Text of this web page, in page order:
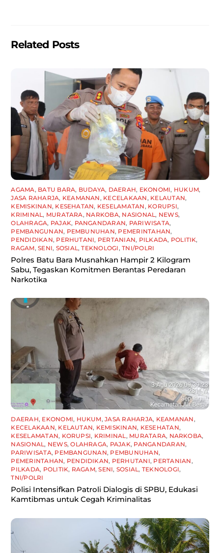
k
Related Posts
AGAMA, BATU BARA, BUDAYA, DAERAH, EKONOMI, HUKUM,
JASA RAHARJA, KEAMANAN, KECELAKAAN, KELAUTAN,
KEMISKINAN, KESEHATAN, KESELAMATAN, KORUPSI,
KRIMINAL, MURATARA, NARKOBA, NASIONAL, NEWS,
OLAHRAGA, PAJAK, PANGANDARAN, PARIWISATA,
PEMBANGUNAN, PEMBUNUHAN, PEMERINTAHAN,
PENDIDIKAN, PERHUTANI, PERTANIAN, PILKADA, POLITIK,
RAGAM,SENI, SOSIAL,TEKNOLOGI,TNI/POLRI
Polres Batu Bara Musnahkan Hampir 2 Kilogram
Sabu, Tegaskan Komitmen Berantas Peredaran
Narkotika
DAERAH, EKONOMI, HUKUM,JASA RAHARJA, KEAMANAN,
KECELAKAAN, KELAUTAN, KEMISKINAN, KESEHATAN,
KESELAMATAN, KORUPSI, KRIMINAL, MURATARA, NARKOBA,
NASIONAL, NEWS,OLAHRAGA, PAJAK, PANGANDARAN,
PARIWISATA, PEMBANGUNAN, PEMBUNUHAN,
PEMERINTAHAN, PENDIDIKAN, PERHUTANI, PERTANIAN,
PILKADA, POLITIK, RAGAM,SENI, SOSIAL, TEKNOLOGI,
TNI/POLRI
Polisi Intensifkan Patroli Dialogis di SPBU, Edukasi
Kamtibmas untuk Cegah Kriminalitas